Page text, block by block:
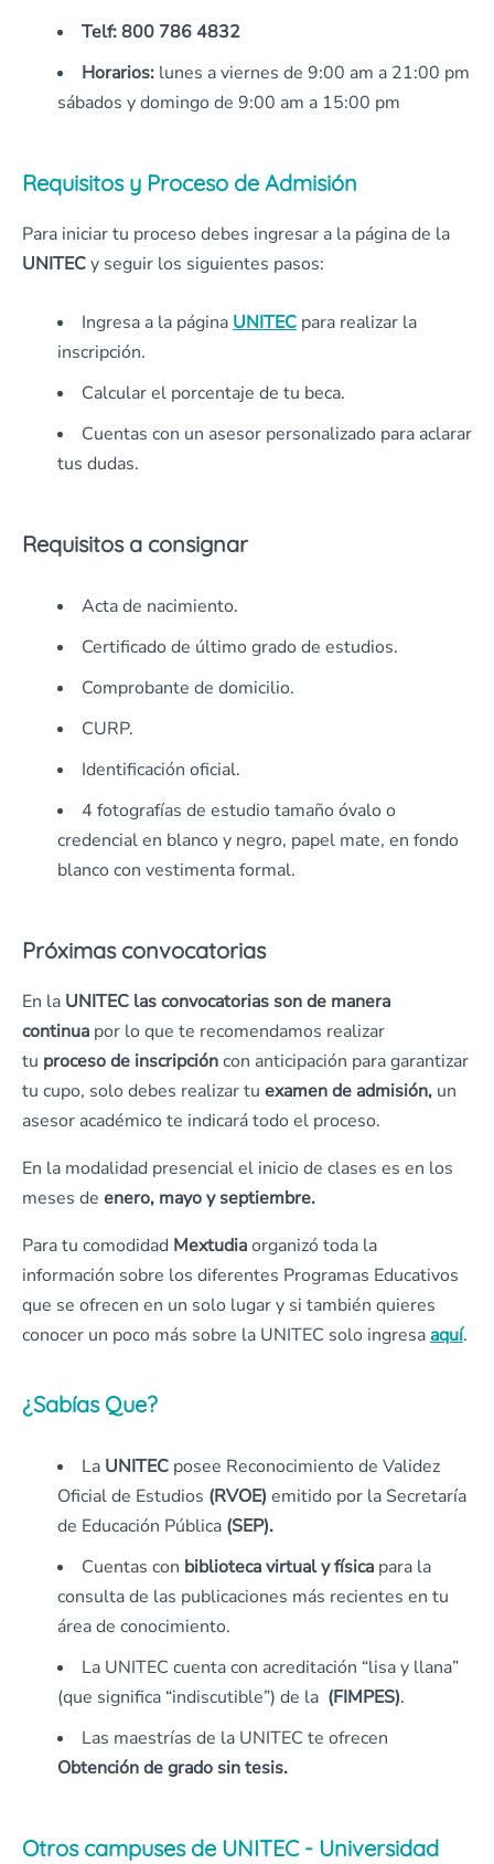
Telf:800 786 4832
Horarios: lunes a viernes de 9:00 am a 21:00 pm
sábados y domingo de 9:00 am a 15:00 pm
Requisitos y Proceso de Admisión
Para iniciar tu proceso debes ingresar a la página de la
UNITECy seguir los siguientes pasos:
Ingresa a la página UNITEC para realizar la
inscripción.
Calcular el porcentaje de tu beca.
Cuentas con un asesor personalizado para aclarar
tus dudas.
Requisitos a consignar
Acta de nacimiento.
Certificado de último grado de estudios.
Comprobante de domicilio.
CURP.
Identificación oficial.
4 fotografías de estudio tamaño óvalo o
credencial en blanco y negro, papel mate, en fondo
blanco con vestimenta formal.
Próximas convocatorias
En la UNITEC lasconvocatorias son de manera
continua por lo que te recomendamos realizar
tu proceso de inscripcióncon anticipación para garantizar
tu cupo, solo debes realizar tu examen de admisión, un
asesor académico te indicará todo el proceso.
En la modalidad presencial el inicio de clases es en los
meses de enero, mayo y septiembre.
Para tu comodidad Mextudiaorganizó toda la
información sobre los diferentes Programas Educativos
que se ofrecen en un solo lugar y si también quieres
conocer un poco más sobre la UNITEC solo ingresaaquí.
¿Sabías Que?
La UNITEC posee Reconocimiento de Validez
Oficial de Estudios (RVOE) emitido por la Secretaría
de Educación Pública (SEP).
Cuentas con biblioteca virtual y física para la
consulta de las publicaciones más recientes en tu
área de conocimiento.
La UNITEC cuenta con acreditación “lisa y llana”
(que significa “indiscutible”) de la (FIMPES).
Las maestrías de la UNITEC te ofrecen
Obtención de grado sin tesis.
Otros campuses de UNITEC - Universidad